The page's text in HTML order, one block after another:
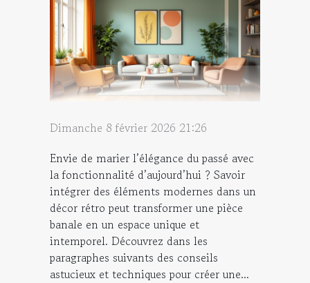
Dimanche 8 février 2026 21:26
Envie de marier l’élégance du passé avec
la fonctionnalité d’aujourd’hui ? Savoir
intégrer des éléments modernes dans un
décor rétro peut transformer une pièce
banale en un espace unique et
intemporel. Découvrez dans les
paragraphes suivants des conseils
astucieux et techniques pour créer une...